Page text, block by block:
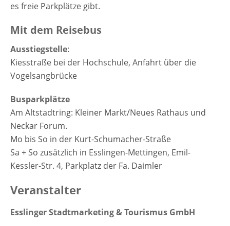
es freie Parkplätze gibt.
Mit dem Reisebus
Ausstiegstelle:
Kiesstraße bei der Hochschule, Anfahrt über die
Vogelsangbrücke
Busparkplätze
Am Altstadtring: Kleiner Markt/Neues Rathaus und
Neckar Forum.
Mo bis So in der Kurt-Schumacher-Straße
Sa + So zusätzlich in Esslingen-Mettingen, Emil-
Kessler-Str. 4, Parkplatz der Fa. Daimler
Veranstalter
Esslinger Stadtmarketing & Tourismus GmbH